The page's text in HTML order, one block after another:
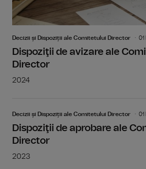
Decizii și Dispoziții ale Comitetului Director 01
Dispoziţii de avizare ale
Director
2024
Decizii și Dispoziții ale Comitetului Director 01
Dispoziţii de aprobare ale
Director
2023